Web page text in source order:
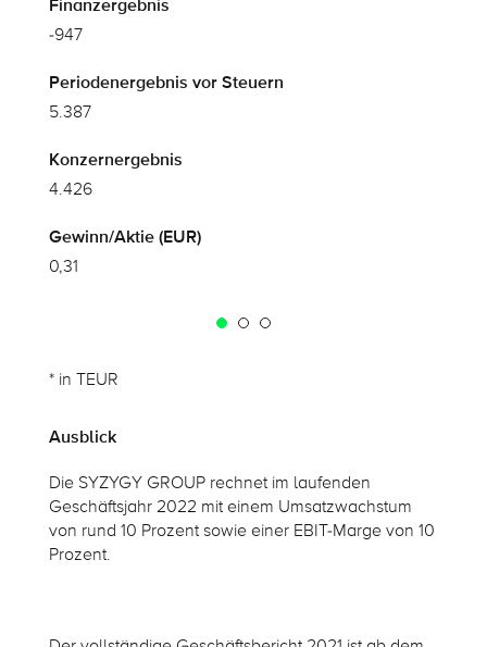
-947
5.387
4.426
0,31
* in TEUR
Ausblick
Die SYZYGY GROUP rechnet im laufenden
Geschäftsjahr 2022 mit einem Umsatzwachstum
von rund 10 Prozent sowie einer EBIT-Marge von 10
Prozent.